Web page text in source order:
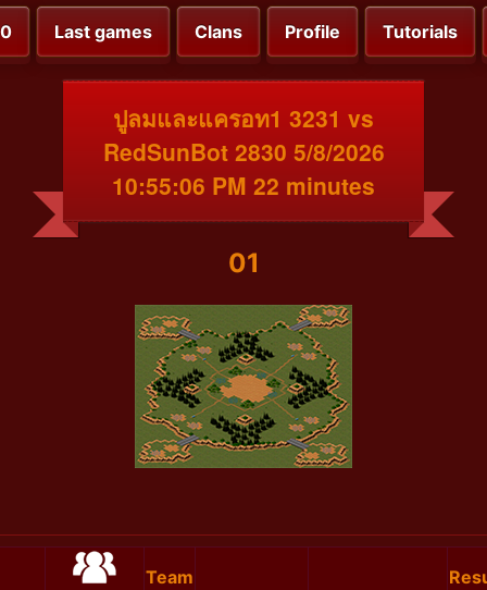
Last games Clans Profile Tutorials
ปูลมและแครอท1 3231 vs
RedSunBot 2830 5/8/2026
10:55:06 PM 22 minutes
01
Team